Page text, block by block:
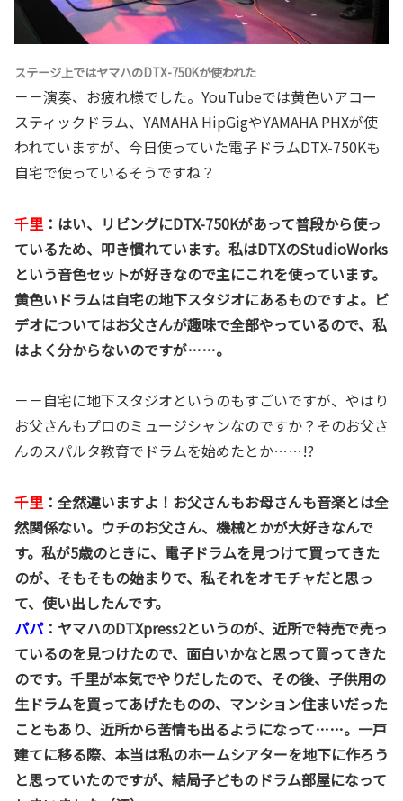
ステージ上ではヤマハのDTX-750Kが使われた
－－演奏、お疲れ様でした。YouTubeでは黄色いアコー
スティックドラム、YAMAHA HipGigやYAMAHA PHXが使
われていますが、今日使っていた電子ドラムDTX-750Kも
自宅で使っているそうですね？
千里 ：はい、リビングにDTX-750Kがあって普段から使っ
ているため、叩き慣れています。私はDTXのStudioWorks
という音色セットが好きなので主にこれを使っています。
黄色いドラムは自宅の地下スタジオにあるものですよ。ビ
デオについてはお父さんが趣味で全部やっているので、私
はよく分からないのですが……。
－－自宅に地下スタジオというのもすごいですが、やはり
お父さんもプロのミュージシャンなのですか？そのお父さ
んのスパルタ教育でドラムを始めたとか……!?
千里：全然違いますよ！お父さんもお母さんも音楽とは全
然関係ない。ウチのお父さん、機械とかが大好きなんで
す。私が5歳のときに、電子ドラムを見つけて買ってきた
のが、そもそもの始まりで、私それをオモチャだと思っ
て、使い出したんです。
パパ：ヤマハのDTXpress2というのが、近所で特売で売っ
ているのを見つけたので、面白いかなと思って買ってきた
のです。千里が本気でやりだしたので、その後、子供用の
生ドラムを買ってあげたものの、マンション住まいだった
こともあり、近所から苦情も出るようになって……。一戸
建てに移る際、本当は私のホームシアターを地下に作ろう
と思っていたのですが、結局子どものドラム部屋になって